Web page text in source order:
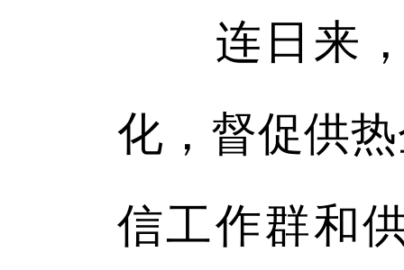
连日来，
化，督促供
信工作群和